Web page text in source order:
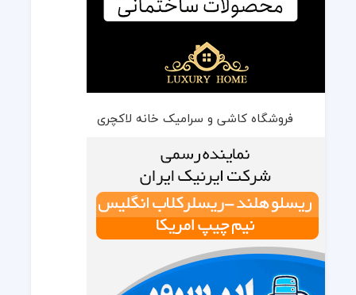
فروشگاه کاشی و سرامیک خانه لاکچری